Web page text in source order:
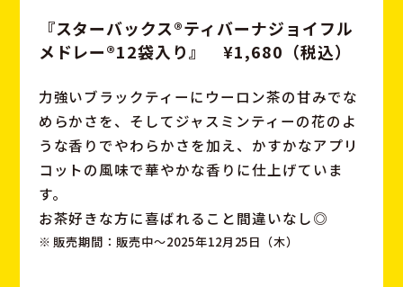
『スターバックス®ティバーナジョイフル
メドレー®12袋入り』¥1,680（税込）
力強いブラックティーにウーロン茶の甘みでな
めらかさを、そしてジャスミンティーの花のよ
うな香りでやわらかさを加え、かすかなアプリ
コットの風味で華やかな香りに仕上げていま
す。
お茶好きな方に喜ばれること間違いなし◎
販売期間：販売中〜2025年12月25日（木）